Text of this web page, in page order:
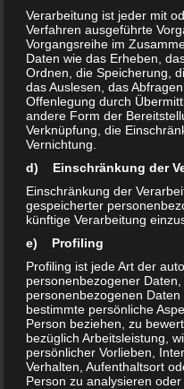
Kalender
« August 2026 »
Mo Di Mi Do Fr Sa
10
11 12 13 14 15
17
18 19 20 21 22
24
25 26 27
31
Verarbeitung ist jeder mit
Verfahren ausgeführte
Vorgangsreihe im
Daten wie das Erheben,
Ordnen, die Speicherung,
das Auslesen, das
Offenlegung durch
andere Form der
Verknüpfung, die
Vernichtung.
d) Einschränkung der
Einschränkung der
gespeicherter
künftige Verarbeitung
e) Profiling
Profiling ist jede Art der
personenbezogener
personenbezogenen
bestimmte persönliche
Person beziehen, zu
bezüglich Arbeitsleistung,
persönlicher Vorlieben,
Verhalten, Aufenthaltsort
Person zu analysieren oder